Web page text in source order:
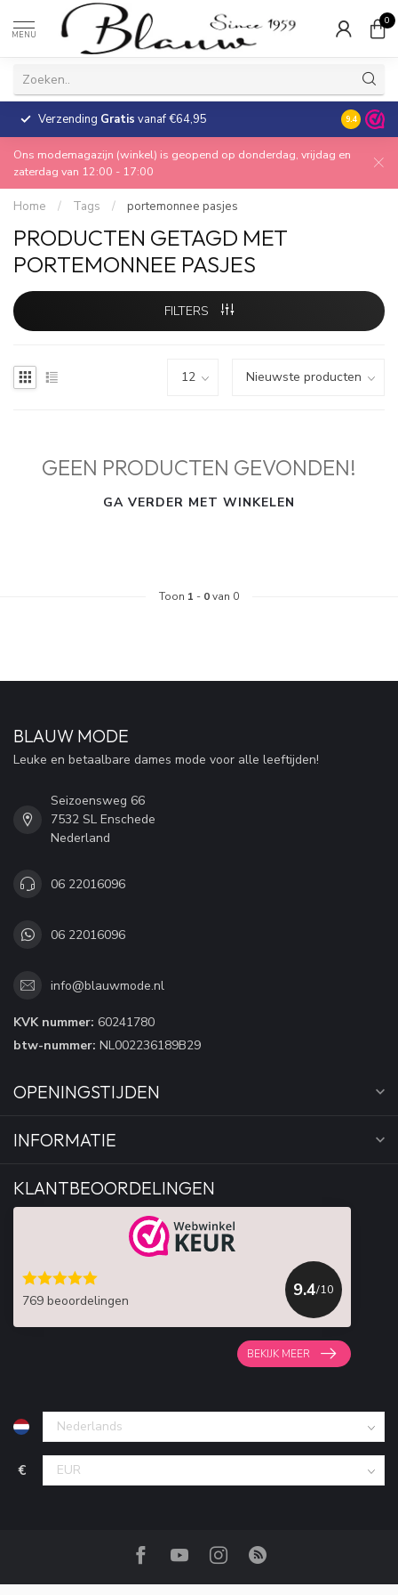
MENU
0
Verzending Gratis vanaf €64,95 30 dagen
9.4
Ons modemagazijn (winkel) is geopend op donderdag, vrijdag en
zaterdag van 12:00 - 17:00
Home / Tags / portemonnee pasjes
PRODUCTEN GETAGD MET
PORTEMONNEE PASJES
FILTERS
GEEN PRODUCTEN GEVONDEN!
GA VERDER MET WINKELEN
Toon 1 - 0van 0
BLAUW MODE
Leuke en betaalbare dames mode voor alle leeftijden!
Seizoensweg 66
7532 SL Enschede
Nederland
06 22016096
06 22016096
info@blauwmode.nl
KVK nummer: 60241780
btw-nummer: NL002236189B29
OPENINGSTIJDEN
INFORMATIE
KLANTBEOORDELINGEN
769 beoordelingen
9.4/10
BEKIJK MEER
€